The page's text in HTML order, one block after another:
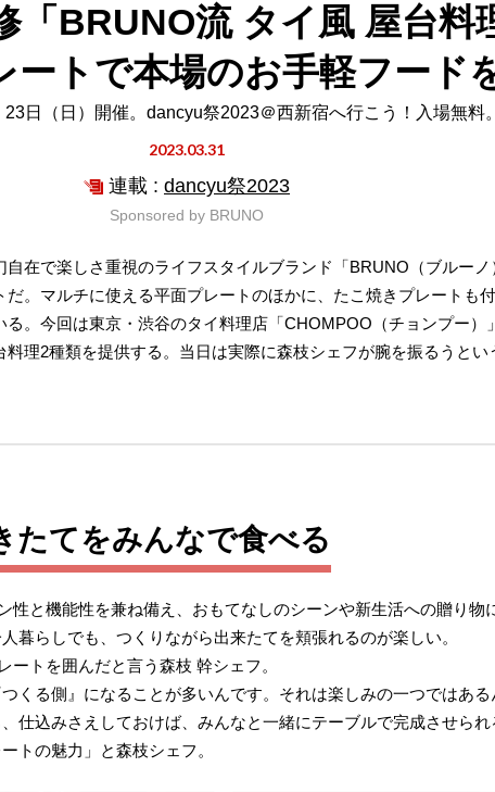
「BRUNO流 タイ風 屋台
トで本場のお手軽フード
日（日）開催。dancyu祭2023＠西新宿へ行こう！入場無料。
2023.03.31
連載 : dancyu祭2023
Sponsored by BRUNO
在で楽しさ重視のライフスタイルブランド「BRUNO（ブルー
。マルチに使える平面プレートのほかに、たこ焼きプレートも
。今回は東京・渋谷のタイ料理店「CHOMPOO（チョンプー）
理2種類を提供する。当日は実際に森枝シェフが腕を振るうと
たてをみんなで食べる
性と機能性を兼ね備え、おもてなしのシーンや新生活への贈り
暮らしでも、つくりながら出来たてを頬張れるのが楽しい。
トを囲んだと言う森枝 幹シェフ。
くる側』になることが多いんです。それは楽しみの一つではあ
仕込みさえしておけば、みんなと一緒にテーブルで完成させら
トの魅力」と森枝シェフ。